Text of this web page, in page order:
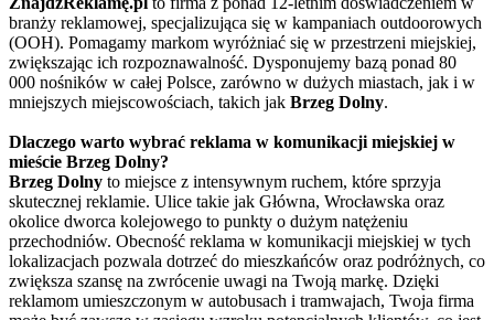
branży reklamowej, specjalizująca się w kampaniach outdoorowych
(OOH). Pomagamy markom wyróżniać się w przestrzeni miejskiej,
zwiększając ich rozpoznawalność. Dysponujemy bazą ponad 80
000 nośników w całej Polsce, zarówno w dużych miastach, jak i w
mniejszych miejscowościach, takich jak Brzeg Dolny.
Dlaczego warto wybrać reklama w komunikacji miejskiej w
mieście Brzeg Dolny?
Brzeg Dolny to miejsce z intensywnym ruchem, które sprzyja
skutecznej reklamie. Ulice takie jak Główna, Wrocławska oraz
okolice dworca kolejowego to punkty o dużym natężeniu
przechodniów. Obecność reklama w komunikacji miejskiej w tych
lokalizacjach pozwala dotrzeć do mieszkańców oraz podróżnych, co
zwiększa szansę na zwrócenie uwagi na Twoją markę. Dzięki
reklamom umieszczonym w autobusach i tramwajach, Twoja firma